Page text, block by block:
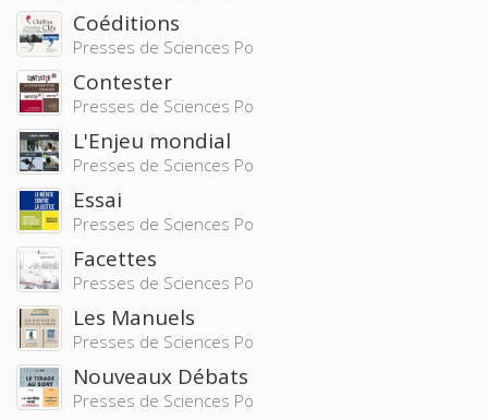
Coéditions
Presses de Sciences Po
Contester
Presses de Sciences Po
L'Enjeu mondial
Presses de Sciences Po
Essai
Presses de Sciences Po
Facettes
Presses de Sciences Po
Les Manuels
Presses de Sciences Po
Nouveaux Débats
Presses de Sciences Po